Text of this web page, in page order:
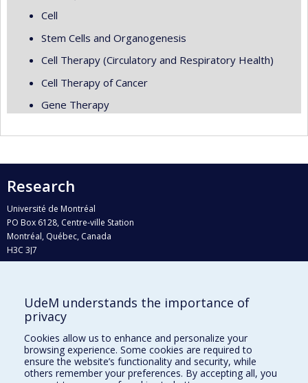
Cell
Stem Cells and Organogenesis
Cell Therapy (Circulatory and Respiratory Health)
Cell Therapy of Cancer
Gene Therapy
Research
Université de Montréal
PO Box 6128, Centre-ville Station
Montréal, Québec, Canada
H3C 3J7
Who does what?
Find us
Site map
Accessibility
UdeM understands the importance of
privacy
Cookies allow us to enhance and personalize your
browsing experience. Some cookies are required to
ensure the website’s functionality and security, while
others remember your preferences. By accepting all, you